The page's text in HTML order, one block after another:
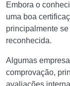
Embora o
uma boa
principalmente
reconhecida.
Algumas
comprovação,
avaliações